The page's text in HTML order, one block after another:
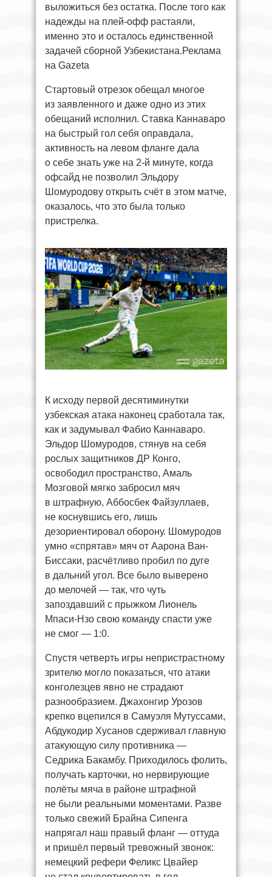
выложиться без остатка. После того как
надежды на плей-офф растаяли,
именно это и осталось единственной
задачей сборной Узбекистана.Реклама
на Gazeta
Стартовый отрезок обещал многое
из заявленного и даже одно из этих
обещаний исполнил. Ставка Каннаваро
на быстрый гол себя оправдала,
активность на левом фланге дала
о себе знать уже на 2-й минуте, когда
офсайд не позволил Эльдору
Шомуродову открыть счёт в этом матче,
оказалось, что это была только
пристрелка.
К исходу первой десятиминутки
узбекская атака наконец сработала так,
как и задумывал Фабио Каннаваро.
Эльдор Шомуродов, стянув на себя
рослых защитников ДР Конго,
освободил пространство, Амаль
Мозговой мягко забросил мяч
в штрафную, Аббосбек Файзуллаев,
не коснувшись его, лишь
дезориентировал оборону. Шомуродов
умно «спрятав» мяч от Аарона Ван-
Биссаки, расчётливо пробил по дуге
в дальний угол. Все было выверено
до мелочей — так, что чуть
запоздавший с прыжком Лионель
Мпаси-Нзо свою команду спасти уже
не смог — 1:0.
Спустя четверть игры непристрастному
зрителю могло показаться, что атаки
конголезцев явно не страдают
разнообразием. Джахонгир Урозов
крепко вцепился в Самуэля Мутуссами,
Абдукодир Хусанов сдерживал главную
атакующую силу противника —
Седрика Бакамбу. Приходилось фолить,
получать карточки, но нервирующие
полёты мяча в районе штрафной
не были реальными моментами. Разве
только свежий Брайна Сипенга
напрягал наш правый фланг — оттуда
и пришёл первый тревожный звонок:
немецкий рефери Феликс Цвайер